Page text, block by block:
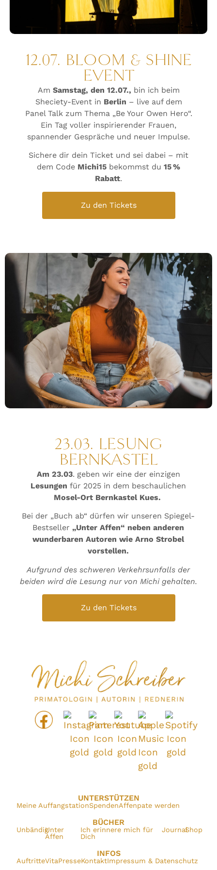
12.07. BLOOM & SHINE
EVENT
Am Samstag, den 12.07., bin ich beim
Sheciety-Event in Berlin – live auf dem
Panel Talk zum Thema „Be Your Owen Hero“.
Ein Tag voller inspirierender Frauen,
spannender Gespräche und neuer Impulse.
Sichere dir dein Ticket und sei dabei – mit
dem Code Michi15 bekommst du 15 %
Rabatt.
Zu den Tickets
23.03. LESUNG
BERNKASTEL
Am 23.03. geben wir eine der einzigen
Lesungen für 2025 in dem beschaulichen
Mosel-Ort Bernkastel Kues.
Bei der „Buch ab“ dürfen wir unseren Spiegel-
Bestseller„Unter Affen“ neben anderen
wunderbaren Autoren wie Arno Strobel
vorstellen.
Aufgrund des schweren Verkehrsunfalls der
beiden wird die Lesung nur von Michi gehalten.
Zu den Tickets
UNTERSTÜTZEN
Meine AuffangstationSpendenAffenpate werden
BÜCHER
UnbändigUnter
Affen
Ich erinnere mich für
Dich
JournalShop
INFOS
AuftritteVitaPresseKontaktImpressum & Datenschutz